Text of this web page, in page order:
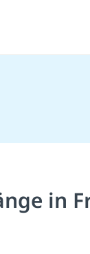
in